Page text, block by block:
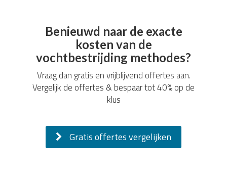
Benieuwd naar de exacte
kosten van de
vochtbestrijding methodes?
Vraag dan gratis en vrijblijvend offertes aan.
Vergelijk de offertes & bespaar tot 40% op de
klus
Gratis offertes vergelijken